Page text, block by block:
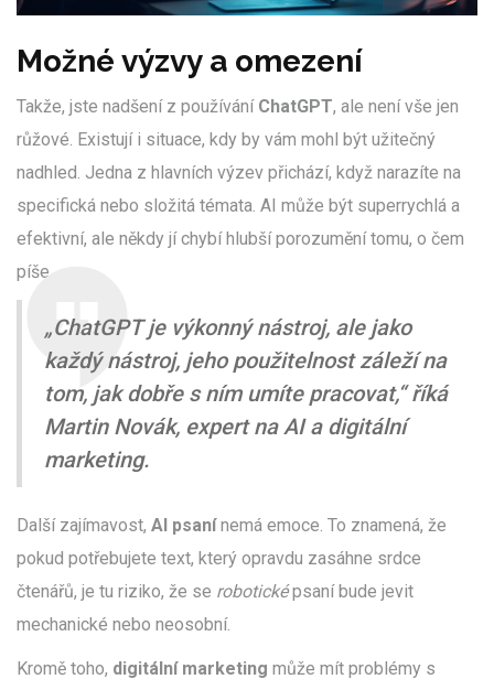
Možné výzvy a omezení
Takže, jste nadšení z používání ChatGPT, ale není vše jen
růžové. Existují i situace, kdy by vám mohl být užitečný
nadhled. Jedna z hlavních výzev přichází, když narazíte na
specifická nebo složitá témata. AI může být superrychlá a
efektivní, ale někdy jí chybí hlubší porozumění tomu, o čem
píše.
„ChatGPT je výkonný nástroj, ale jako
každý nástroj, jeho použitelnost záleží na
tom, jak dobře s ním umíte pracovat,“ říká
Martin Novák, expert na AI a digitální
marketing.
Další zajímavost, AI psanínemá emoce. To znamená, že
pokud potřebujete text, který opravdu zasáhne srdce
čtenářů, je tu riziko, že se roboticképsaní bude jevit
mechanické nebo neosobní.
Kromě toho, digitální marketing může mít problémy s